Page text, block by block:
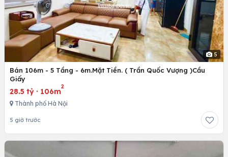
5
Bán 106m - 5 Tầng - 6m.Mặt Tiền. ( Trần Quốc Vượng )Cầu
Giấy
28.5 tỷ · 106m
2
Thành phố Hà Nội
5 giờ trước